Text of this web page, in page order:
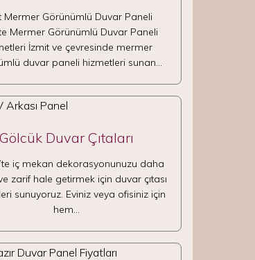
Mermer Görünümlü Duvar Paneli
Mermer Görünümlü Duvar Paneli
İzmit ve çevresinde mermer
duvar paneli hizmetleri sunan…
Gölcük Duvar Çıtaları
iç mekan dekorasyonunuzu daha
zarif hale getirmek için duvar çıtası
sunuyoruz. Eviniz veya ofisiniz için
hem…